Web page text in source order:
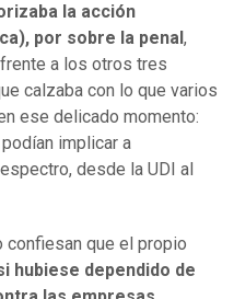
la acción
por sobre la penal ,
a los otros tres
calzaba con lo que varios
ese delicado momento:
implicar a
desde la UDI al
confiesan que el propio
hubiese dependido de